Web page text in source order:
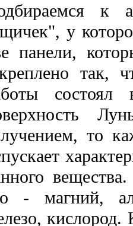
к
у
панели,
так,
то
- магний,
кислород.